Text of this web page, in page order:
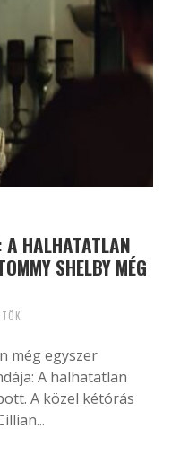
HALHATATLAN
SHELBY MÉG
még egyszer
A halhatatlan
A közel kétórás